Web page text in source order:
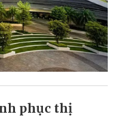
phục thị